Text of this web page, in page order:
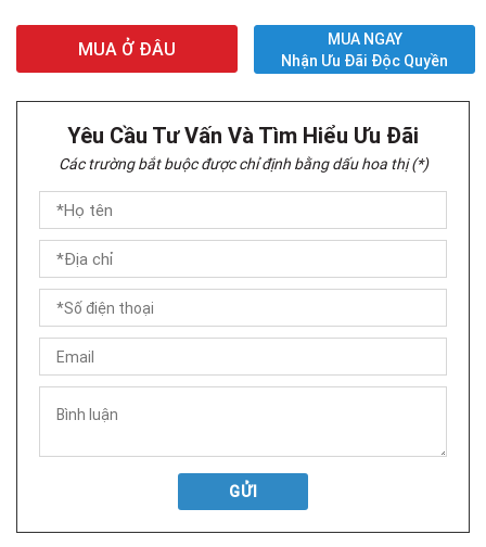
MUA Ở ĐÂU
MUA NGAY
Nhận Ưu Đãi Độc Quyền
Yêu Cầu Tư Vấn Và Tìm Hiểu Ưu Đãi
Các trường bắt buộc được chỉ định bằng dấu hoa thị (*)
GỬI